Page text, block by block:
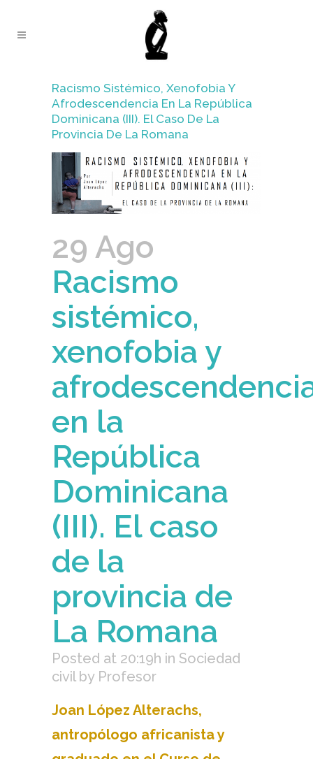
Racismo Sistémico, Xenofobia Y
Afrodescendencia En La República
Dominicana (III). El Caso De La
Provincia De La Romana
29 Ago
Racismo
sistémico,
xenofobia y
en la
República
Dominicana
(III). El caso
de la
provincia de
La Romana
Posted at 20:19h in Sociedad
civil by Profesor
Joan López Alterachs,
antropólogo africanista y